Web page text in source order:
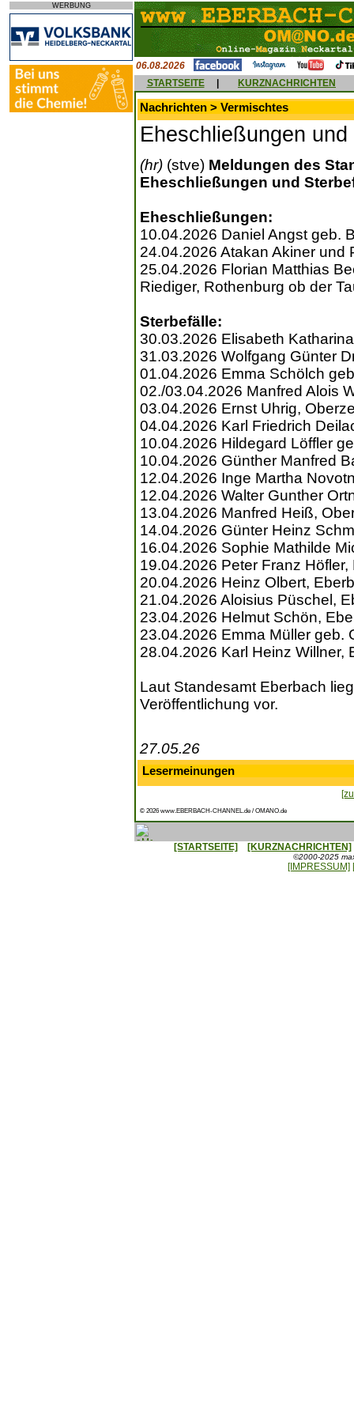
WERBUNG
06.08.2026
STARTSEITE
KURZNACHRICHTEN
Nachrichten > Vermischtes
Eheschließungen
(hr) (stve) Meldungen des
Eheschließungen und
Eheschließungen:
10.04.2026 Daniel Angst geb.
24.04.2026 Atakan Akiner und
25.04.2026 Florian Matthias
Riediger, Rothenburg ob der
Sterbefälle:
30.03.2026 Elisabeth
31.03.2026 Wolfgang Günter
01.04.2026 Emma Schölch
02./03.04.2026 Manfred Alois
03.04.2026 Ernst Uhrig,
04.04.2026 Karl Friedrich
10.04.2026 Hildegard Löffler
10.04.2026 Günther Manfred
12.04.2026 Inge Martha
12.04.2026 Walter Gunther
13.04.2026 Manfred Heiß,
14.04.2026 Günter Heinz
16.04.2026 Sophie Mathilde
19.04.2026 Peter Franz Höfler,
20.04.2026 Heinz Olbert,
21.04.2026 Aloisius Püschel,
23.04.2026 Helmut Schön,
23.04.2026 Emma Müller geb.
28.04.2026 Karl Heinz Willner,
Laut Standesamt Eberbach
Veröffentlichung vor.
27.05.26
Lesermeinungen
© 2026 www.EBERBACH-CHANNEL.de / OMANO.de
[STARTSEITE] [KURZNACHRICHTEN]
©2000-2025
[IMPRESSUM]